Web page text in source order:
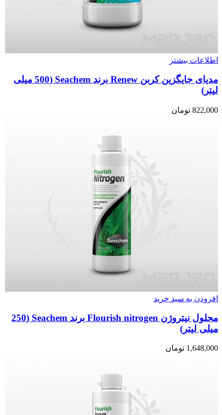
اطلاعات بیشتر
مدیای جایگزین کربن Renew برند Seachem (500 میلی
لیتر)
822,000 تومان
افزودن به سبد خرید
محلول نیتروژن Flourish nitrogen برند Seachem (250
میلی لیتر)
1,648,000 تومان